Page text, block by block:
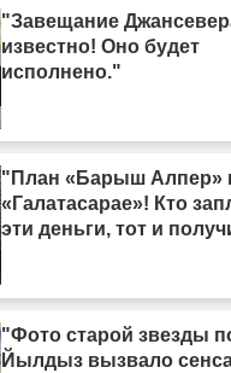
"Завещание
известно! Оно будет
исполнено."
"План «Барыш Алпер»
«Галатасарае»! Кто
эти деньги, тот и
"Фото старой звезды
Йылдыз вызвало